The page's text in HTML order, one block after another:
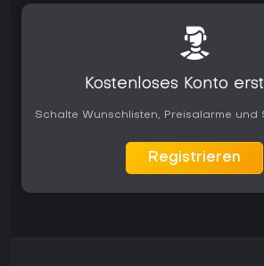
Kostenloses Konto
Schalte Wunschlisten, Preisalarme und
Registrieren